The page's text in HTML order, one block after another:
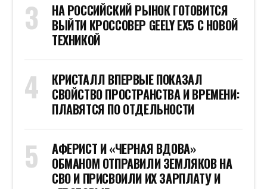
НА РОССИЙСКИЙ РЫНОК ГОТОВИТСЯ
ВЫЙТИ КРОССОВЕР GEELY EX5 С НОВОЙ
ТЕХНИКОЙ
КРИСТАЛЛ ВПЕРВЫЕ ПОКАЗАЛ
СВОЙСТВО ПРОСТРАНСТВА И ВРЕМЕНИ:
ПЛАВЯТСЯ ПО ОТДЕЛЬНОСТИ
АФЕРИСТ И «ЧЕРНАЯ ВДОВА»
ОБМАНОМ ОТПРАВИЛИ ЗЕМЛЯКОВ НА
СВО И ПРИСВОИЛИ ИХ ЗАРПЛАТУ И